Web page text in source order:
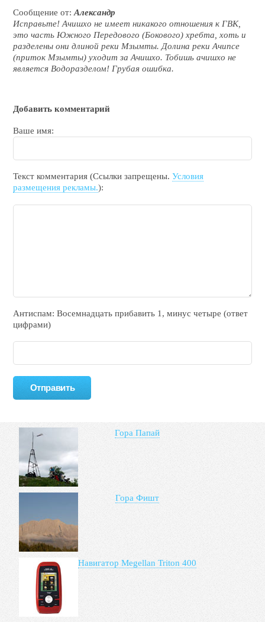
Сообщение от:Александр
Исправьте! Ачишхо не имеет никакого отношения к ГВК,
это часть Южного Передового (Бокового) хребта, хоть и
разделены они длиной реки Мзымты. Долина реки Ачипсе
(приток Мзымты) уходит за Ачишхо. Тобишь ачишхо не
является Водоразделом! Грубая ошибка.
Добавить комментарий
Ваше имя:
Текст комментария (Ссылки запрещены.Условия
размещения рекламы.):
Антиспам: Воceмнадцать прибaвить 1, минyc чeтырe (ответ
цифрами)
Гора Папай
Гора Фишт
Навигатор Megellan Triton 400